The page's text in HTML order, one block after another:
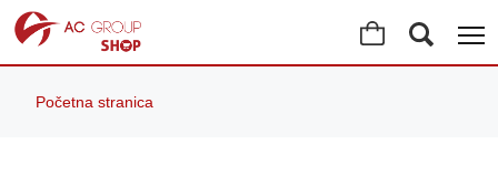
Početna stranica